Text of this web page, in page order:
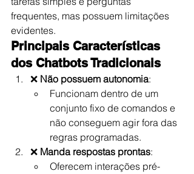
frequentes, mas possuem limitações
evidentes.
Principais Características
dos Chatbots Tradicionais
❌ Não possuem autonomia:
Funcionam dentro de um
conjunto fixo de comandos e
não conseguem agir fora das
regras programadas.
❌ Manda respostas prontas:
Oferecem interações pré-